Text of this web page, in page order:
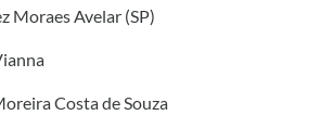
Moraes Avelar (SP)
Costa de Souza